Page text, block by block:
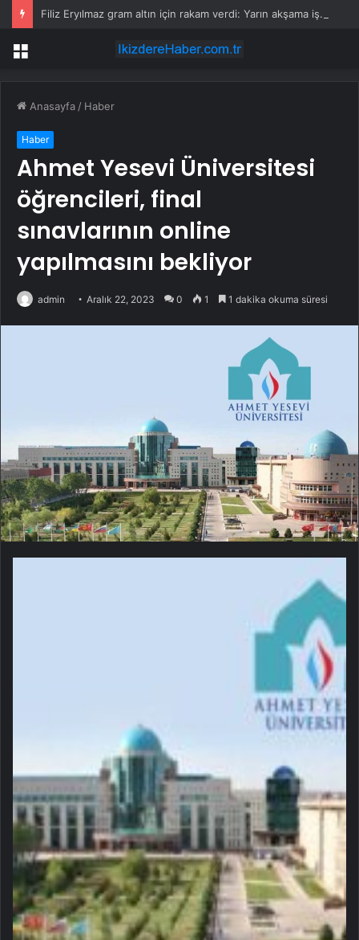
Filiz Eryılmaz gram altın için rakam verdi: Yarın akşama işaret etti
Menü
Anasayfa / Haber
Haber
Ahmet Yesevi Üniversitesi
öğrencileri, final
sınavlarının online
yapılmasını bekliyor
admin Aralık 22, 2023 0 1 1 dakika okuma süresi